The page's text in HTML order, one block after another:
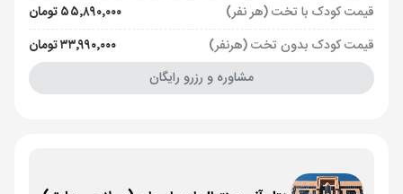
قیمت کودک با تخت (هر نفر)
۵۵٬۸۹۰٬۰۰۰ تومان
قیمت کودک بدون تخت (هرنفر)
۳۳٬۹۹۰٬۰۰۰ تومان
مشاوره و رزرو رایگان